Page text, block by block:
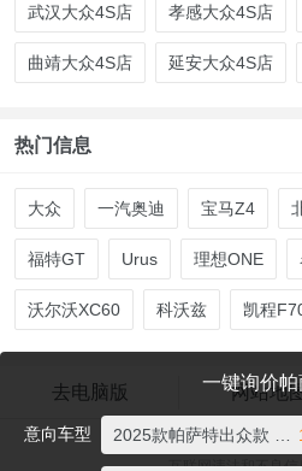
武汉大众4S店 孝感大众4S店
曲靖大众4S店 延安大众4S店
热门信息
大众 一汽奥迪 宝马Z4
福特GT Urus 理想ONE
沃尔沃XC60 科沃兹 凯程
去电脑版 网站地
爱卡汽车©2026
互联网违法和不良
一键询价
意向车型